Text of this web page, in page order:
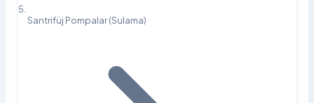
Santrifüj Pompalar (Sulama)